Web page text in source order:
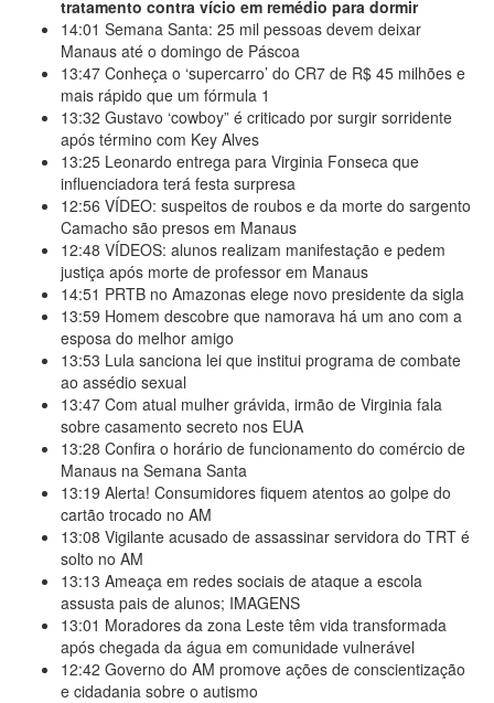
tratamento contra vício em remédio para dormir
14:01 Semana Santa: 25 mil pessoas devem deixar
Manaus até o domingo de Páscoa
13:47 Conheça o ‘supercarro’ do CR7 de R$ 45 milhões e
mais rápido que um fórmula 1
13:32 Gustavo ‘cowboy” é criticado por surgir sorridente
após término com Key Alves
13:25 Leonardo entrega para Virginia Fonseca que
influenciadora terá festa surpresa
12:56 VÍDEO: suspeitos de roubos e da morte do sargento
Camacho são presos em Manaus
12:48 VÍDEOS: alunos realizam manifestação e pedem
justiça após morte de professor em Manaus
14:51 PRTB no Amazonas elege novo presidente da sigla
13:59 Homem descobre que namorava há um ano com a
esposa do melhor amigo
13:53 Lula sanciona lei que institui programa de combate
ao assédio sexual
13:47 Com atual mulher grávida, irmão de Virginia fala
sobre casamento secreto nos EUA
13:28 Confira o horário de funcionamento do comércio de
Manaus na Semana Santa
13:19 Alerta! Consumidores fiquem atentos ao golpe do
cartão trocado no AM
13:08 Vigilante acusado de assassinar servidora do TRT é
solto no AM
13:13 Ameaça em redes sociais de ataque a escola
assusta pais de alunos; IMAGENS
13:01 Moradores da zona Leste têm vida transformada
após chegada da água em comunidade vulnerável
12:42 Governo do AM promove ações de conscientização
e cidadania sobre o autismo